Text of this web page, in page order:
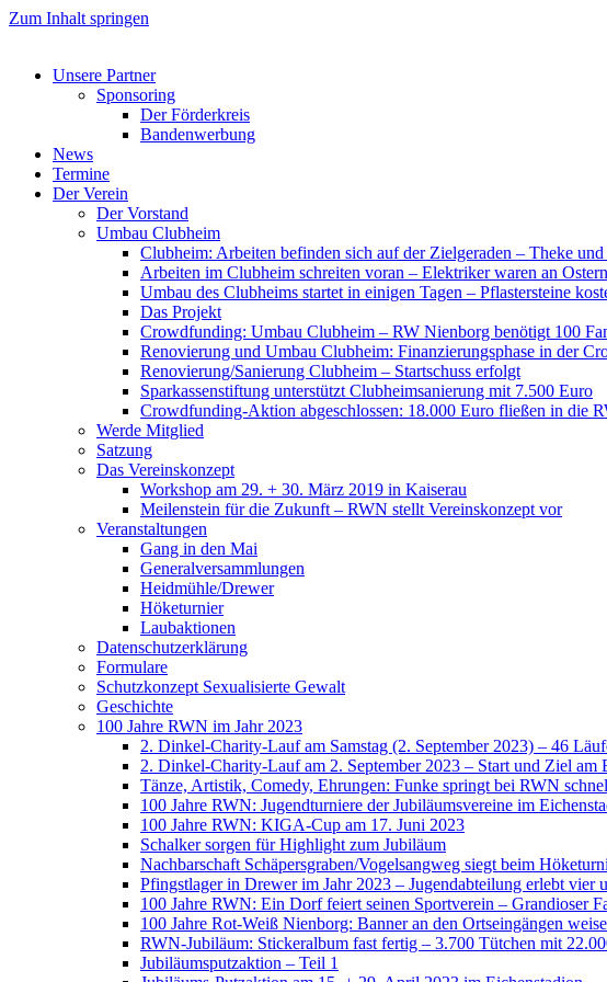
Zum Inhalt springen
Unsere Partner
Sponsoring
Der Förderkreis
Bandenwerbung
News
Termine
Der Verein
Der Vorstand
Umbau Clubheim
Clubheim: Arbeiten befinden sich auf der Zielgeraden – Theke
Arbeiten im Clubheim schreiten voran – Elektriker waren an
Umbau des Clubheims startet in einigen Tagen – Pflastersteine
Das Projekt
Crowdfunding: Umbau Clubheim – RW Nienborg benötigt 100
Renovierung und Umbau Clubheim: Finanzierungsphase in der
Renovierung/Sanierung Clubheim – Startschuss erfolgt
Sparkassenstiftung unterstützt Clubheimsanierung mit 7.500 Euro
Crowdfunding-Aktion abgeschlossen: 18.000 Euro fließen in die
Werde Mitglied
Satzung
Das Vereinskonzept
Workshop am 29. + 30. März 2019 in Kaiserau
Meilenstein für die Zukunft – RWN stellt Vereinskonzept vor
Veranstaltungen
Gang in den Mai
Generalversammlungen
Heidmühle/Drewer
Höketurnier
Laubaktionen
Datenschutzerklärung
Formulare
Schutzkonzept Sexualisierte Gewalt
Geschichte
100 Jahre RWN im Jahr 2023
2. Dinkel-Charity-Lauf am Samstag (2. September 2023) – 46
2. Dinkel-Charity-Lauf am 2. September 2023 – Start und Ziel am
Tänze, Artistik, Comedy, Ehrungen: Funke springt bei RWN
100 Jahre RWN: Jugendturniere der Jubiläumsvereine im
100 Jahre RWN: KIGA-Cup am 17. Juni 2023
Schalker sorgen für Highlight zum Jubiläum
Nachbarschaft Schäpersgraben/Vogelsangweg siegt beim
Pfingstlager in Drewer im Jahr 2023 – Jugendabteilung erlebt vier
100 Jahre RWN: Ein Dorf feiert seinen Sportverein – Grandioser
100 Jahre Rot-Weiß Nienborg: Banner an den Ortseingängen
RWN-Jubiläum: Stickeralbum fast fertig – 3.700 Tütchen mit
Jubiläumsputzaktion – Teil 1